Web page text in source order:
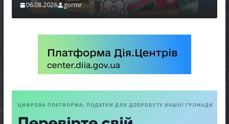
06.08.2026 gormr